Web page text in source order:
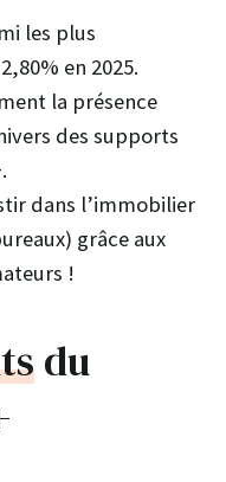
les plus
en 2025.
la présence
des supports
dans l’immobilier
grâce aux
!
du